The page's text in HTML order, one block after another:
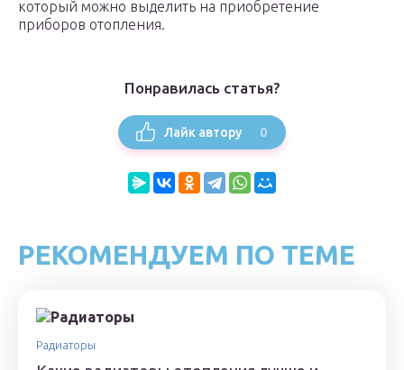
который можно выделить на приобретение
приборов отопления.
Понравилась статья?
Лайк автору 0
РЕКОМЕНДУЕМ ПО ТЕМЕ
Радиаторы